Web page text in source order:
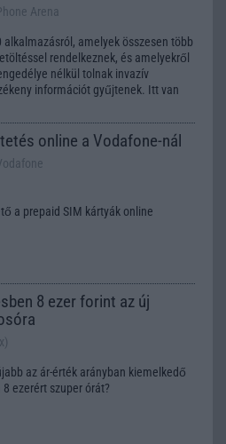
Arena
amelyek összesen több
rendelkeznek, és amelyekről
nélkül tolnak invazív
információt gyűjtenek. Itt van
online a Vodafone-nál
a prepaid SIM kártyák online
8 ezer forint az új
az ár-érték arányban kiemelkedő
ezerért szuper órát?